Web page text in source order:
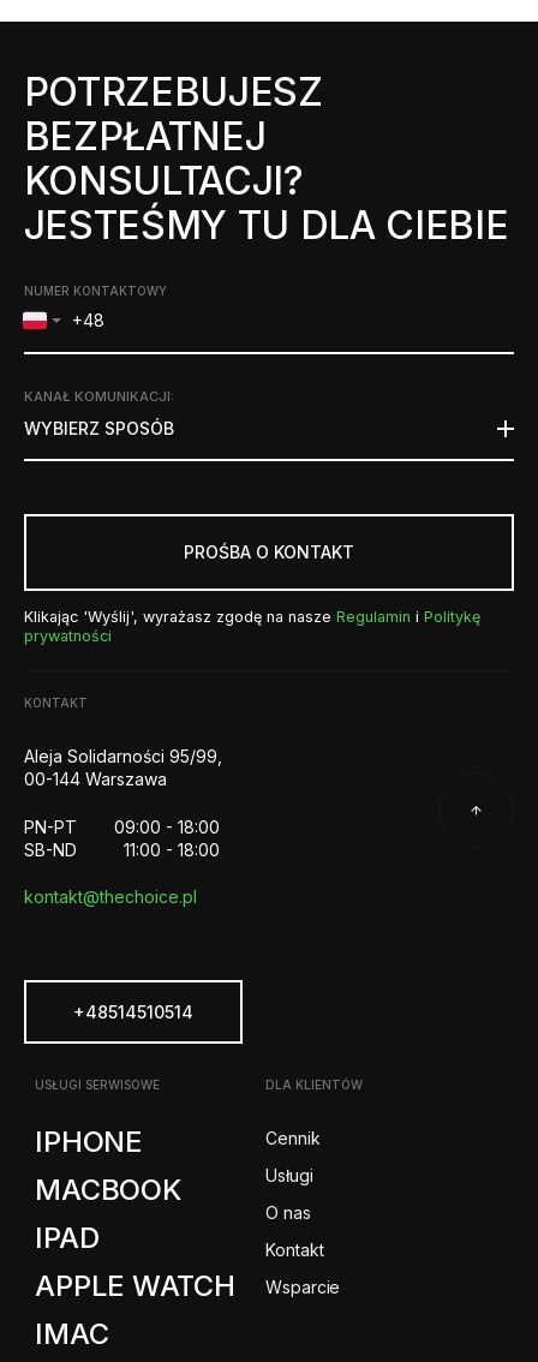
POTRZEBUJESZ
BEZPŁATNEJ
KONSULTACJI?
JESTEŚMY TU DLA CIEBIE
NUMER KONTAKTOWY
KANAŁ KOMUNIKACJI:
WYBIERZ SPOSÓB
PROŚBA O KONTAKT
Klikając 'Wyślij', wyrażasz zgodę na nasze Regulamin i Politykę
prywatności
KONTAKT
Aleja Solidarności 95/99,
00-144 Warszawa
PN-PT
09:00 - 18:00
SB-ND
11:00 - 18:00
kontakt@thechoice.pl
+48514510514
USŁUGI SERWISOWE
IPHONE
MACBOOK
IPAD
APPLE WATCH
IMAC
DLA KLIENTÓW
Cennik
Usługi
O nas
Kontakt
Wsparcie